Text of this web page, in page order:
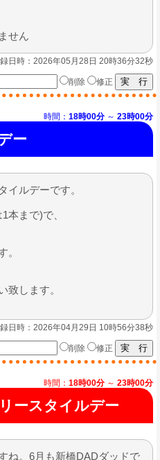
せん
日時：2026年05月28日 20時36分32秒
削除 修正
時間： 18時00分 ～ 23時00分
ー
イルデーです。
本まで)で、
。
致します。
日時：2026年04月29日 10時56分38秒
削除 修正
時間： 18時00分 ～ 23時00分
ースタイルデー
ね。6月も新橋DADダッドで